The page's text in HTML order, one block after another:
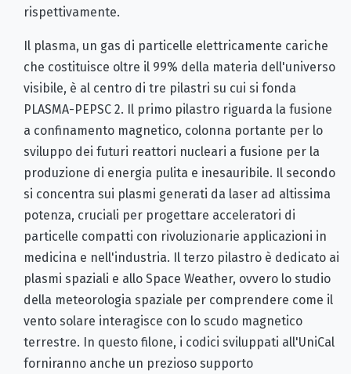
rispettivamente.
Il plasma, un gas di particelle elettricamente cariche
che costituisce oltre il 99% della materia dell'universo
visibile, è al centro di tre pilastri su cui si fonda
PLASMA-PEPSC 2. Il primo pilastro riguarda la fusione
a confinamento magnetico, colonna portante per lo
sviluppo dei futuri reattori nucleari a fusione per la
produzione di energia pulita e inesauribile. Il secondo
si concentra sui plasmi generati da laser ad altissima
potenza, cruciali per progettare acceleratori di
particelle compatti con rivoluzionarie applicazioni in
medicina e nell'industria. Il terzo pilastro è dedicato ai
plasmi spaziali e allo Space Weather, ovvero lo studio
della meteorologia spaziale per comprendere come il
vento solare interagisce con lo scudo magnetico
terrestre. In questo filone, i codici sviluppati all'UniCal
forniranno anche un prezioso supporto